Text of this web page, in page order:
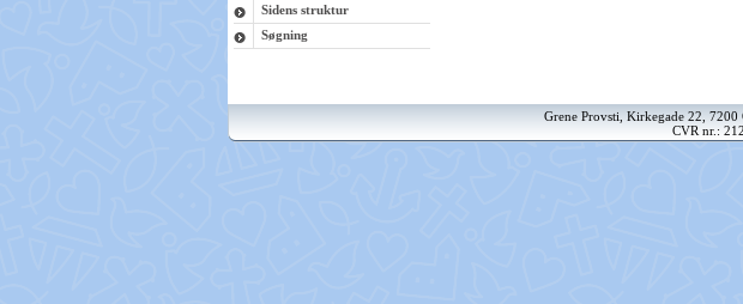
Sidens struktur
Søgning
Grene Provsti, Kirkegade 22,
CVR nr.: